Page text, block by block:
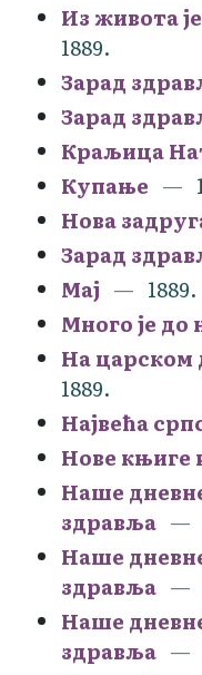
Из живота
1889.
Зарад
Зарад
Краљица
Купање
Нова
Зарад
Мај
1889.
Много је до
На царском
1889.
Највећа
Нове књиге
Наше
здравља
Наше
здравља
Наше
здравља